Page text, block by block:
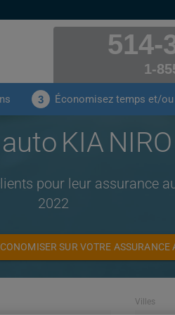
514-
1-
3 Économisez temps et/
KIA
pour leur assurance
2022
SUR VOTRE ASSURANCE
Villes